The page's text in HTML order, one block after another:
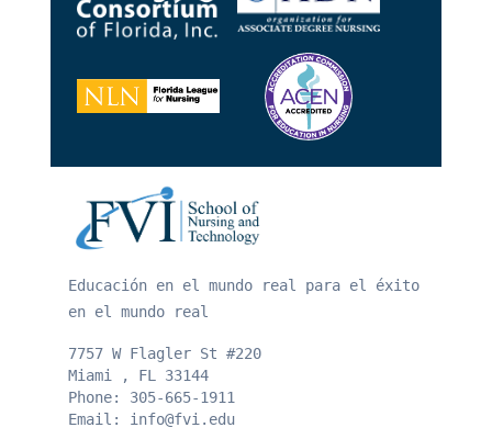
Educación en el mundo real para el éxito
en el mundo real
7757 W Flagler St #220
Miami , FL 33144
Phone: 305-665-1911
Email: info@fvi.edu